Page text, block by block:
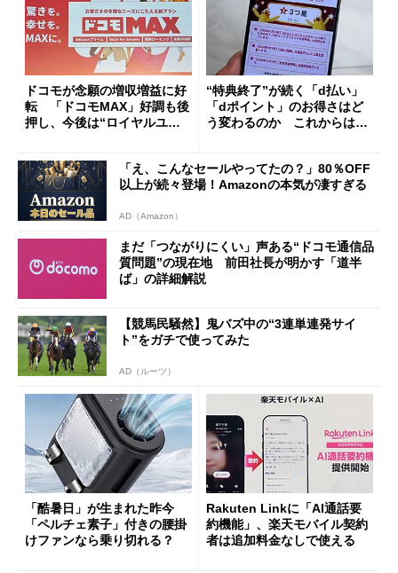
ドコモが念願の増収増益に好
転 「ドコモMAX」好調も後
押し、今後は“ロイヤルユー
“特典終了”が続く「d払い」
「dポイント」のお得さはど
う変わるのか これからは
「え、こんなセールやってたの？」80％OFF
以上が続々登場！Amazonの本気が凄すぎる
AD（Amazon）
まだ「つながりにくい」声ある“ドコモ通信品
質問題”の現在地 前田社長が明かす「道半
ば」の詳細解説
【競馬民騒然】鬼バズ中の“3連単連発サイ
ト”をガチで使ってみた
AD（ルーツ）
「酷暑日」が生まれた昨今
「ペルチェ素子」付きの腰掛
けファンなら乗り切れる？
Rakuten Linkに「AI通話要
約機能」、楽天モバイル契約
者は追加料金なしで使える